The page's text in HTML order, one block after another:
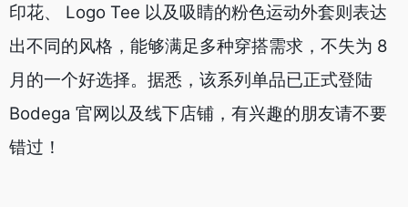
印花、 Logo Tee 以及吸睛的粉色运动外套则表达
出不同的风格，能够满足多种穿搭需求，不失为 8
月的一个好选择。据悉，该系列单品已正式登陆
Bodega 官网以及线下店铺，有兴趣的朋友请不要
错过！